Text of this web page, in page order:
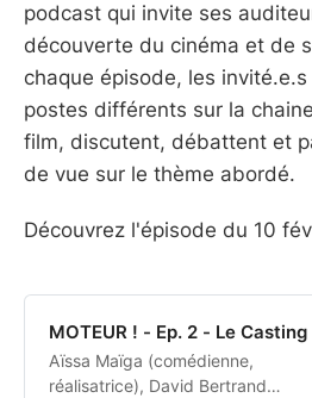
podcast qui invite ses
découverte du cinéma et de
chaque épisode, les
postes différents sur la
film, discutent, débattent et
de vue sur le thème abordé.
Découvrez l'épisode du 10
MOTEUR ! - Ep. 2 - Le Casting
Aïssa Maïga (comédienne,
réalisatrice), David Bertrand